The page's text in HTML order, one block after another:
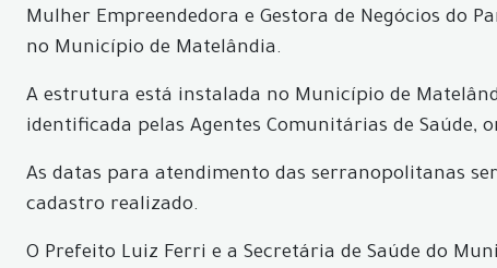
Mulher Empreendedora e Gestora de Negócios do
no Município de Matelândia.
A estrutura está instalada no Município de
identificada pelas Agentes Comunitárias de Saúde,
As datas para atendimento das serranopolitanas
cadastro realizado.
O Prefeito Luiz Ferri e a Secretária de Saúde do